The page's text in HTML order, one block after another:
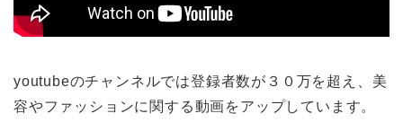
youtubeのチャンネルでは登録者数が３０万を超え、美
容やファッションに関する動画をアップしています。